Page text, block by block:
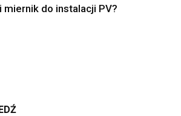
miernik do instalacji PV?